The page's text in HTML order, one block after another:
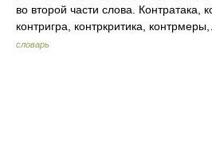
во второй части слова. Контратака,
контригра, контркритика,
словарь